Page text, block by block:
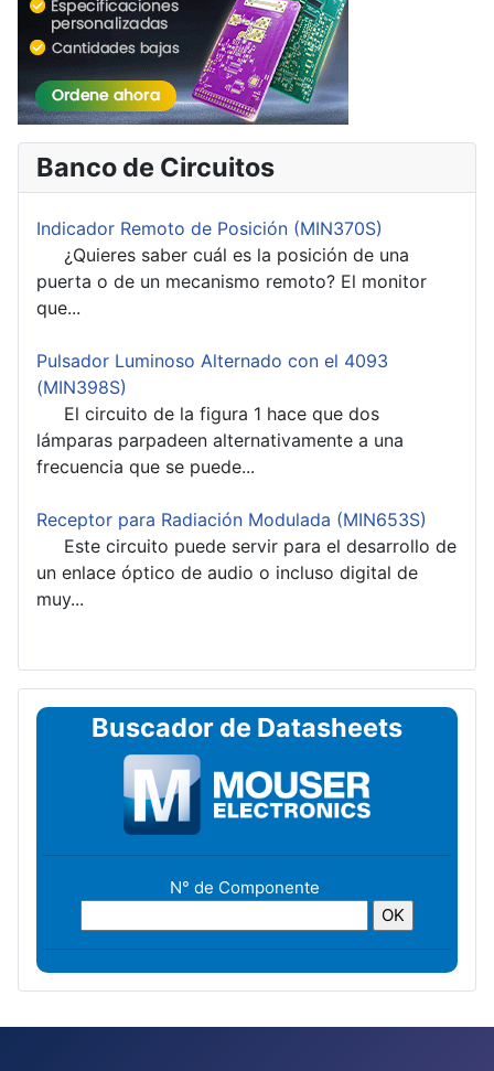
Banco de Circuitos
Indicador Remoto de Posición (MIN370S)
¿Quieres saber cuál es la posición de una
puerta o de un mecanismo remoto? El monitor
que...
Pulsador Luminoso Alternado con el 4093
(MIN398S)
El circuito de la figura 1 hace que dos
lámparas parpadeen alternativamente a una
frecuencia que se puede...
Receptor para Radiación Modulada (MIN653S)
Este circuito puede servir para el desarrollo de
un enlace óptico de audio o incluso digital de
muy...
Buscador de Datasheets
N° de Componente